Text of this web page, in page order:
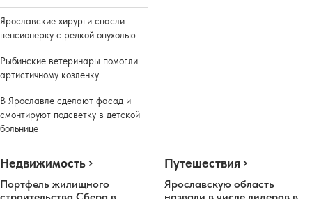
Ярославские хирурги спасли
пенсионерку с редкой опухолью
Рыбинские ветеринары помогли
артистичному козленку
В Ярославле сделают фасад и
смонтируют подсветку в детской
больнице
Недвижимость
Портфель жилищного
Путешествия
Ярославскую область